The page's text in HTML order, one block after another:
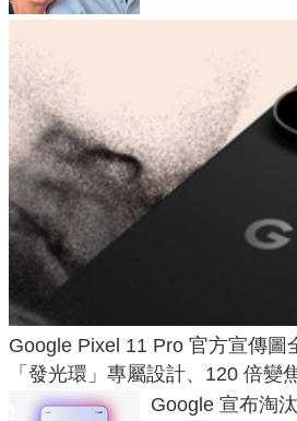
Google Pixel 11 Pro 官方宣傳圖
「發光環」專屬設計、120 倍變
Google 宣布淘